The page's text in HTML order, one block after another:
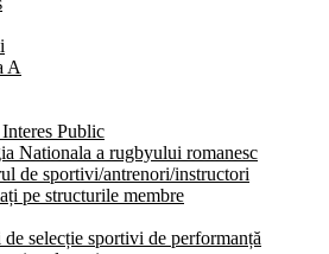
A
Public
Nationala a rugbyului romanesc
de sportivi/antrenori/instructori
pe structurile membre
selecție sportivi de performanță